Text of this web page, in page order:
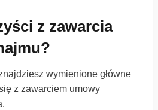
z zawarcia
wymienione główne
z zawarciem umowy